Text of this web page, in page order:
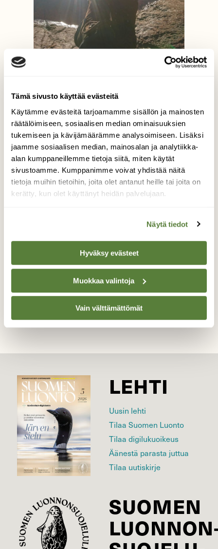
Tämä sivusto käyttää evästeitä
Käytämme evästeitä tarjoamamme sisällön ja mainosten
räätälöimiseen, sosiaalisen median ominaisuuksien
tukemiseen ja kävijämäärämme analysoimiseen. Lisäksi
jaamme sosiaalisen median, mainosalan ja analytiikka-
alan kumppaneillemme tietoja siitä, miten käytät
sivustoamme. Kumppanimme voivat yhdistää näitä
tietoja muihin tietoihin, joita olet antanut heille tai joita on
kerätty, kun olet käyttänyt heidän palvelujaan.
Näytä tiedot
Hyväksy evästeet
Muokkaa valintoja
Vain välttämättömät
Mielenrauhaa
Luonnossa liikkuessa pään sisällä oleva
hälinä alkaa helpottaa, mieli rauhoittuu,
kiitollisuus nousee pintaan ja luovuus herää
kokonaisvaltaisesti: fyysisesti, henkisesti ja
Kuvaaja: Heidi Granström
Kilpailun etusivulle
LEHTI
Uusin lehti
Tilaa Suomen Luonto
Tilaa digilukuoikeus
Äänestä parasta juttua
Tilaa uutiskirje
SUOMEN